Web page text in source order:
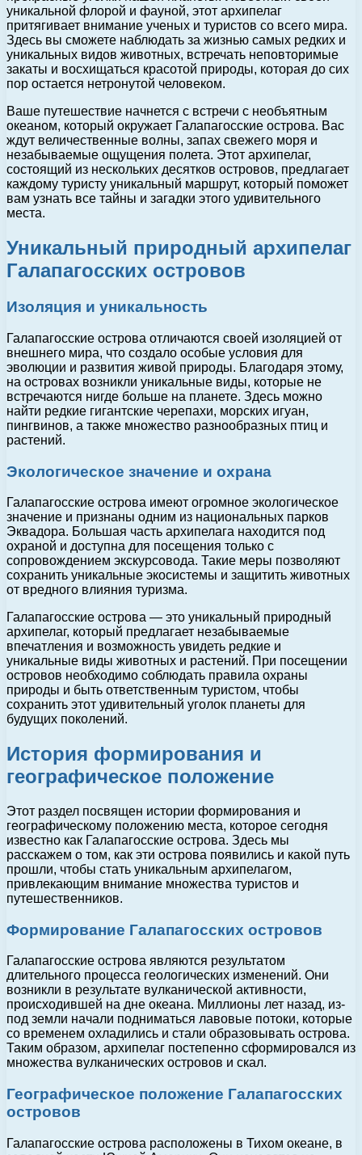
уникальной флорой и фауной, этот архипелаг
притягивает внимание ученых и туристов со всего мира.
Здесь вы сможете наблюдать за жизнью самых редких и
уникальных видов животных, встречать неповторимые
закаты и восхищаться красотой природы, которая до сих
пор остается нетронутой человеком.
Ваше путешествие начнется с встречи с необъятным
океаном, который окружает Галапагосские острова. Вас
ждут величественные волны, запах свежего моря и
незабываемые ощущения полета. Этот архипелаг,
состоящий из нескольких десятков островов, предлагает
каждому туристу уникальный маршрут, который поможет
вам узнать все тайны и загадки этого удивительного
места.
Уникальный природный архипелаг
Галапагосских островов
Изоляция и уникальность
Галапагосские острова отличаются своей изоляцией от
внешнего мира, что создало особые условия для
эволюции и развития живой природы. Благодаря этому,
на островах возникли уникальные виды, которые не
встречаются нигде больше на планете. Здесь можно
найти редкие гигантские черепахи, морских игуан,
пингвинов, а также множество разнообразных птиц и
растений.
Экологическое значение и охрана
Галапагосские острова имеют огромное экологическое
значение и признаны одним из национальных парков
Эквадора. Большая часть архипелага находится под
охраной и доступна для посещения только с
сопровождением экскурсовода. Такие меры позволяют
сохранить уникальные экосистемы и защитить животных
от вредного влияния туризма.
Галапагосские острова — это уникальный природный
архипелаг, который предлагает незабываемые
впечатления и возможность увидеть редкие и
уникальные виды животных и растений. При посещении
островов необходимо соблюдать правила охраны
природы и быть ответственным туристом, чтобы
сохранить этот удивительный уголок планеты для
будущих поколений.
История формирования и
географическое положение
Этот раздел посвящен истории формирования и
географическому положению места, которое сегодня
известно как Галапагосские острова. Здесь мы
расскажем о том, как эти острова появились и какой путь
прошли, чтобы стать уникальным архипелагом,
привлекающим внимание множества туристов и
путешественников.
Формирование Галапагосских островов
Галапагосские острова являются результатом
длительного процесса геологических изменений. Они
возникли в результате вулканической активности,
происходившей на дне океана. Миллионы лет назад, из-
под земли начали подниматься лавовые потоки, которые
со временем охладились и стали образовывать острова.
Таким образом, архипелаг постепенно сформировался из
множества вулканических островов и скал.
Географическое положение Галапагосских
островов
Галапагосские острова расположены в Тихом океане, в